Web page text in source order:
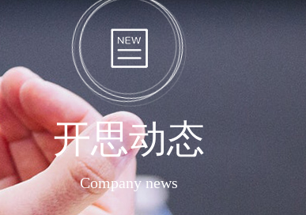
开思动态
Company news